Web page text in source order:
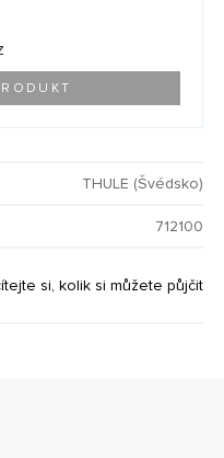
THULE (Švédsko)
712100
si, kolik si můžete půjčit